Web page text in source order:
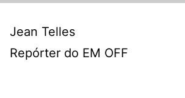
Jean Telles
Repórter do EM OFF